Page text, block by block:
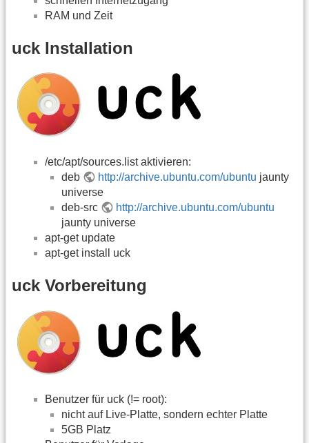
RAM und Zeit
uck Installation
/etc/apt/sources.list aktivieren:
deb
http://archive.ubuntu.com/ubuntu jaunty
universe
deb-src
http://archive.ubuntu.com/ubuntu
jaunty universe
apt-get update
apt-get install uck
uck Vorbereitung
Benutzer für uck (!= root):
nicht auf Live-Platte, sondern echter Platte
5GB Platz